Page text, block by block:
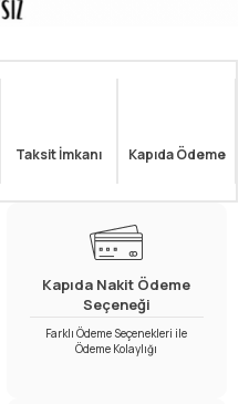
Taksit İmkanı Kapıda Ödeme
Kapıda Nakit Ödeme
Seçeneği
Farklı Ödeme Seçenekleri ile
Ödeme Kolaylığı